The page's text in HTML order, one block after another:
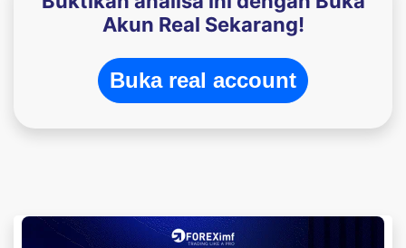
Akun Real Sekarang!
Buka real account